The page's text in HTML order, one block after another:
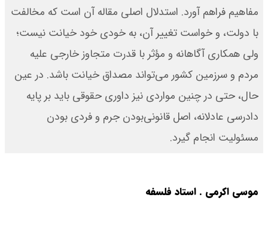
مفاهیم فراهم آورد. استدلال اصلی مقاله آن است که مخالفت
با دولت، و خواست تغییر آن، به خودی خود خیانت نیست؛
ولی همکاری آگاهانه و مؤثر با قدرت متجاوز خارجی علیه
مردم و سرزمین کشور می‌تواند مصداق خیانت باشد. در عین
حال، حتی در چنین مواردی نیز داوری حقوقی باید بر پایه
دادرسی عادلانه، اصل قانونی‌بودن جرم و فردی بودن
مسئولیت انجام گیرد.
موسی اکرمی . استاد فلسفه